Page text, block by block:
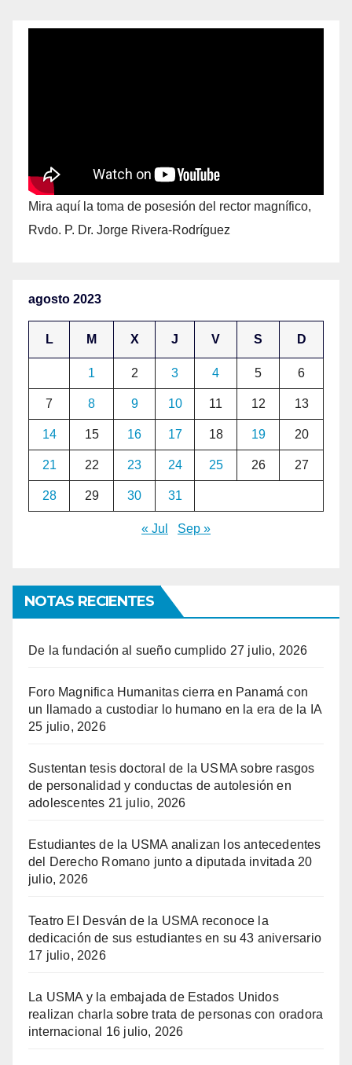
Mira aquí la toma de posesión del rector magnífico,
Rvdo. P. Dr. Jorge Rivera-Rodríguez
agosto 2023
L M X J V S D
1 2 3 4 5 6
7 8 9 10 11 12 13
14 15 16 17 18 19 20
21 22 23 24 25 26 27
28 29 30 31
« Jul Sep »
NOTAS RECIENTES
De la fundación al sueño cumplido 27 julio, 2026
Foro Magnifica Humanitas cierra en Panamá con
un llamado a custodiar lo humano en la era de la IA
25 julio, 2026
Sustentan tesis doctoral de la USMA sobre rasgos
de personalidad y conductas de autolesión en
adolescentes 21 julio, 2026
Estudiantes de la USMA analizan los antecedentes
del Derecho Romano junto a diputada invitada 20
julio, 2026
Teatro El Desván de la USMA reconoce la
dedicación de sus estudiantes en su 43 aniversario
17 julio, 2026
La USMA y la embajada de Estados Unidos
realizan charla sobre trata de personas con oradora
internacional
16 julio, 2026